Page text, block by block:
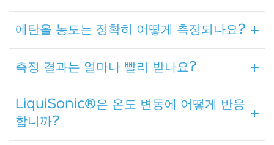
에탄올 농도는 정확히 어떻게 측정되나요?
측정 결과는 얼마나 빨리 받나요?
LiquiSonic®은 온도 변동에 어떻게 반응
합니까?